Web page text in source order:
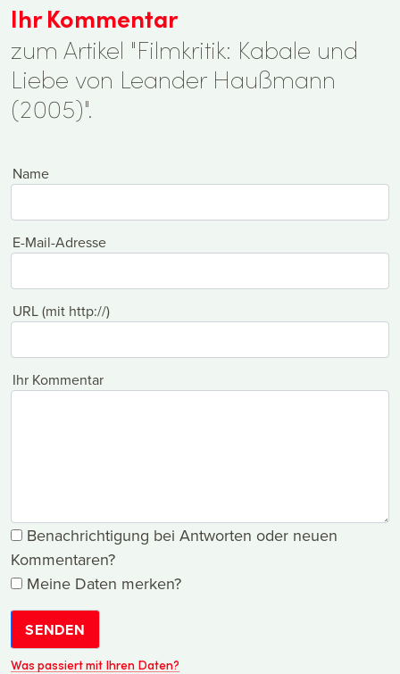
Ihr Kommentar
zum Artikel "Filmkritik: Kabale und
Liebe von Leander Haußmann
(2005)".
Name
E-Mail-Adresse
URL (mit http://)
Ihr Kommentar
Benachrichtigung bei Antworten oder neuen
Kommentaren?
Meine Daten merken?
SENDEN
Was passiert mit Ihren Daten?